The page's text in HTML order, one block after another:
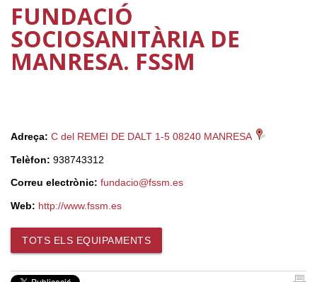
FUNDACIÓ
SOCIOSANITÀRIA DE
MANRESA. FSSM
Adreça: C del REMEI DE DALT 1-5 08240 MANRESA
Telèfon: 938743312
Correu electrònic: fundacio@fssm.es
Web: http://www.fssm.es
TOTS ELS EQUIPAMENTS